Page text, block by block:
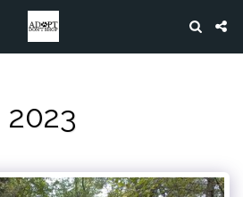
2023